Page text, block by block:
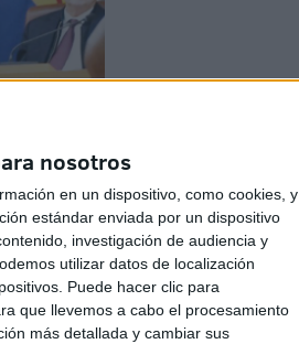
nosotros
en un dispositivo, como cookies, y
estándar enviada por un dispositivo
investigación de audiencia y
utilizar datos de localización
Puede hacer clic para
que llevemos a cabo el procesamiento
más detallada y cambiar sus